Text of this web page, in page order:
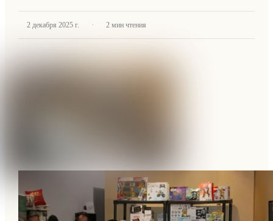
2 декабря 2025 г. · 2 мин чтения